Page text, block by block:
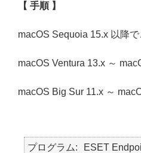
【 手順 】
macOS Sequoia 15.x 以降
macOS Ventura 13.x ～
macOS Big Sur 11.x ～
プログラム ESET